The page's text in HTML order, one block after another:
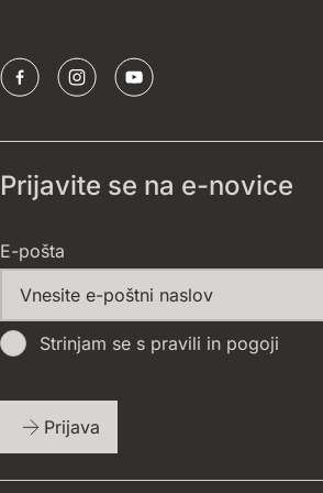
Prijavite se na e-novice
E-pošta
Strinjam se s pravili in pogoji
Prijava